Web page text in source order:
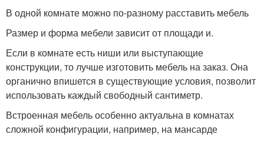
В одной комнате можно по-разному расставить мебель
Размер и форма мебели зависит от площади и.
Если в комнате есть ниши или выступающие
конструкции, то лучше изготовить мебель на заказ. Она
органично впишется в существующие условия, позволит
использовать каждый свободный сантиметр.
Встроенная мебель особенно актуальна в комнатах
сложной конфигурации, например, на мансарде